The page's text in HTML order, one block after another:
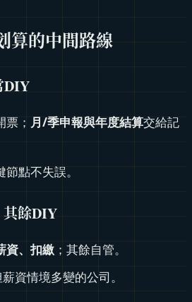
算的中間路線
DIY
； 月/季申報與年度結算交給記
點不失誤。
其餘DIY
資、扣繳 ；其餘自管。
資情境多變的公司。